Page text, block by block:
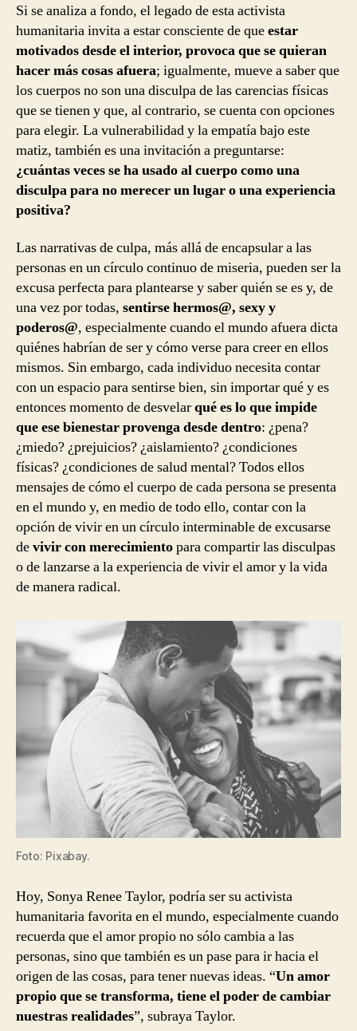
Si se analiza a fondo, el legado de esta activista
humanitaria invita a estar consciente de queestar
motivados desde el interior, provoca que se quieran
hacer más cosas afuera; igualmente, mueve a saber que
los cuerpos no son una disculpa de las carencias físicas
que se tienen y que, al contrario, se cuenta con opciones
para elegir. La vulnerabilidad y la empatía bajo este
matiz, también es una invitación a preguntarse:
¿cuántas veces se ha usado al cuerpo como una
disculpa para no merecer un lugar o una experiencia
positiva?
Las narrativas de culpa, más allá de encapsular a las
personas en un círculo continuo de miseria, pueden ser la
excusa perfecta para plantearse y saber quién se es y, de
una vez por todas, sentirse hermos@, sexy y
poderos@, especialmente cuando el mundo afuera dicta
quiénes habrían de ser y cómo verse para creer en ellos
mismos. Sin embargo, cada individuo necesita contar
con un espacio para sentirse bien, sin importar qué y es
entonces momento de desvelarqué es lo que impide
que ese bienestar provenga desde dentro: ¿pena?
¿miedo? ¿prejuicios? ¿aislamiento? ¿condiciones
físicas? ¿condiciones de salud mental? Todos ellos
mensajes de cómo el cuerpo de cada persona se presenta
en el mundo y, en medio de todo ello, contar con la
opción de vivir en un círculo interminable de excusarse
devivir con merecimientopara compartir las disculpas
o de lanzarse a la experiencia de vivir el amor y la vida
de manera radical.
Foto: Pixabay.
Hoy, Sonya Renee Taylor, podría ser su activista
humanitaria favorita en el mundo, especialmente cuando
recuerda que el amor propio no sólo cambia a las
personas, sino que también es un pase para ir hacia el
origen de las cosas, para tener nuevas ideas. “Un amor
propio que se transforma, tiene el poder de cambiar
nuestras realidades”, subraya Taylor.